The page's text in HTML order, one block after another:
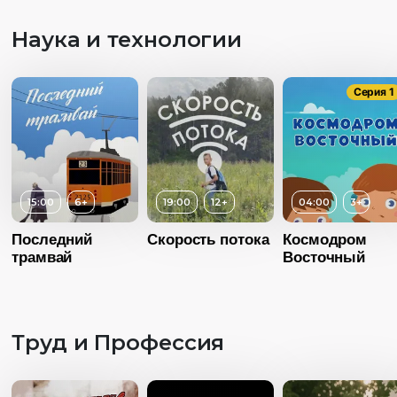
Наука и технологии
15:00 6+
Последний
трамвай
19:00 12+
Скорость потока
Серия 1
04:00 3+
Космодром
Восточный
Труд и Профессия